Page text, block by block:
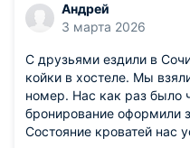
Андрей
3 марта 2026
С друзьями ездили в
койки в хостеле. Мы
номер. Нас как раз было
бронирование оформили
Состояние кроватей нас